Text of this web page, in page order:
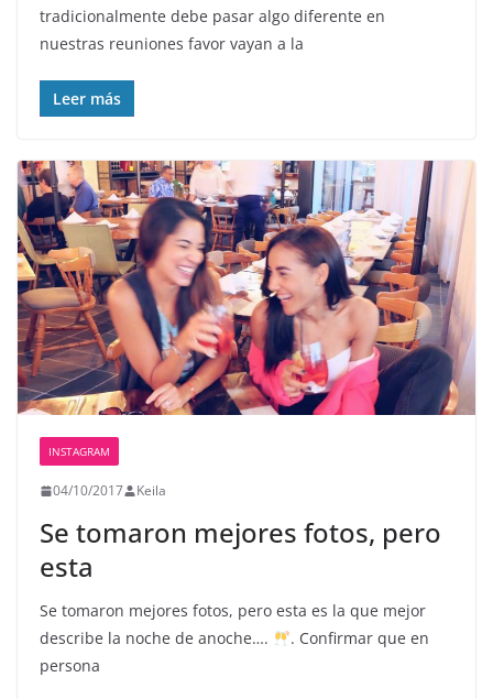
tradicionalmente debe pasar algo diferente en
nuestras reuniones favor vayan a la
Leer más
INSTAGRAM
04/10/2017 Keila
Se tomaron mejores fotos, pero
esta
Se tomaron mejores fotos, pero esta es la que mejor
describe la noche de anoche….
. Confirmar que en
persona